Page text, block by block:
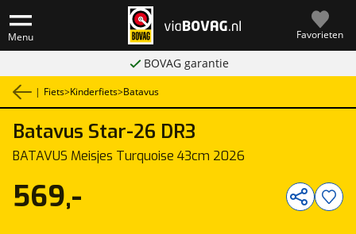
Menu Favorieten
BOVAG garantie
| Fiets>Kinderfiets>Batavus
Batavus Star-26 DR3
BATAVUS Meisjes Turquoise 43cm 2026
569,-